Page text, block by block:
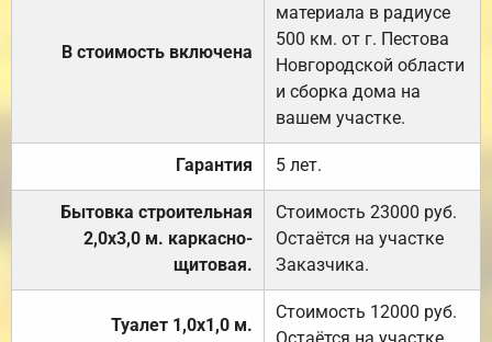
В стоимость включена
материала в радиусе
500 км. от г. Пестова
Новгородской области
и сборка дома на
вашем участке.
Гарантия 5 лет.
Бытовка строительная
2,0х3,0 м. каркасно-
щитовая.
Стоимость 23000 руб.
Остаётся на участке
Заказчика.
Туалет 1,0х1,0 м.
Стоимость 12000 руб.